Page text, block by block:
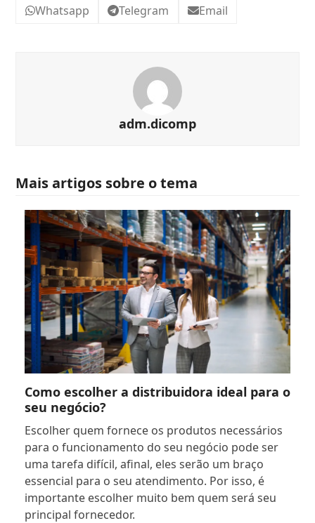
Whatsapp Telegram Email
adm.dicomp
Mais artigos sobre o tema
Como escolher a distribuidora ideal para o
seu negócio?
Escolher quem fornece os produtos necessários
para o funcionamento do seu negócio pode ser
uma tarefa difícil, afinal, eles serão um braço
essencial para o seu atendimento. Por isso, é
importante escolher muito bem quem será seu
principal fornecedor.